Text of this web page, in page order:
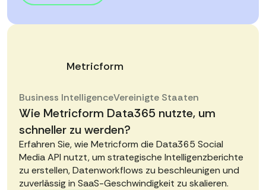
Wie Metricform Data365 nutzte, um
schneller zu werden?
Erfahren Sie, wie Metricform die Data365 Social
Media API nutzt, um strategische Intelligenzberichte
zu erstellen, Datenworkflows zu beschleunigen und
zuverlässig in SaaS-Geschwindigkeit zu skalieren.
Metricform
Business IntelligenceVereinigte Staaten